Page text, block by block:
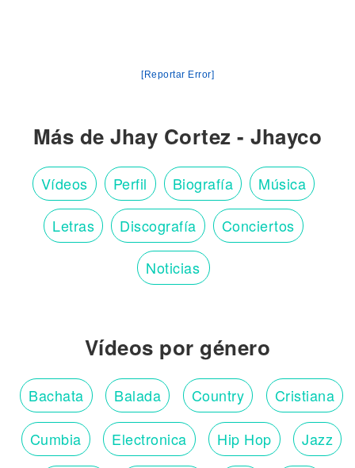
[Reportar Error]
Más de Jhay Cortez - Jhayco
Vídeos Perfil Biografía Música
Letras Discografía Conciertos
Noticias
Vídeos por género
Bachata Balada Country Cristiana
Cumbia Electronica Hip Hop Jazz